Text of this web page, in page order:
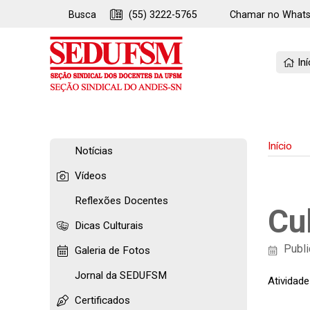
Busca (55) 3222-5765 Chamar no
Notícias
Vídeos
Reflexões Docentes
Dicas Culturais
Galeria de Fotos
Jornal da SEDUFSM
Certificados
Início